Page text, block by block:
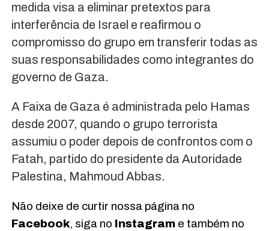
medida visa a eliminar pretextos para
interferência de Israel e reafirmou o
compromisso do grupo em transferir todas as
suas responsabilidades como integrantes do
governo de Gaza.
A Faixa de Gaza é administrada pelo Hamas
desde 2007, quando o grupo terrorista
assumiu o poder depois de confrontos com o
Fatah, partido do presidente da Autoridade
Palestina, Mahmoud Abbas.
Não deixe de curtir nossa página no
Facebook, siga no Instagrame também no